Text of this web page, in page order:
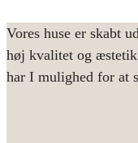
Vores huse er skabt
høj kvalitet og
har I mulighed for at